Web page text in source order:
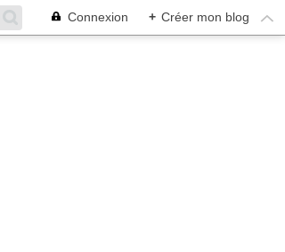
Connexion + Créer mon blog